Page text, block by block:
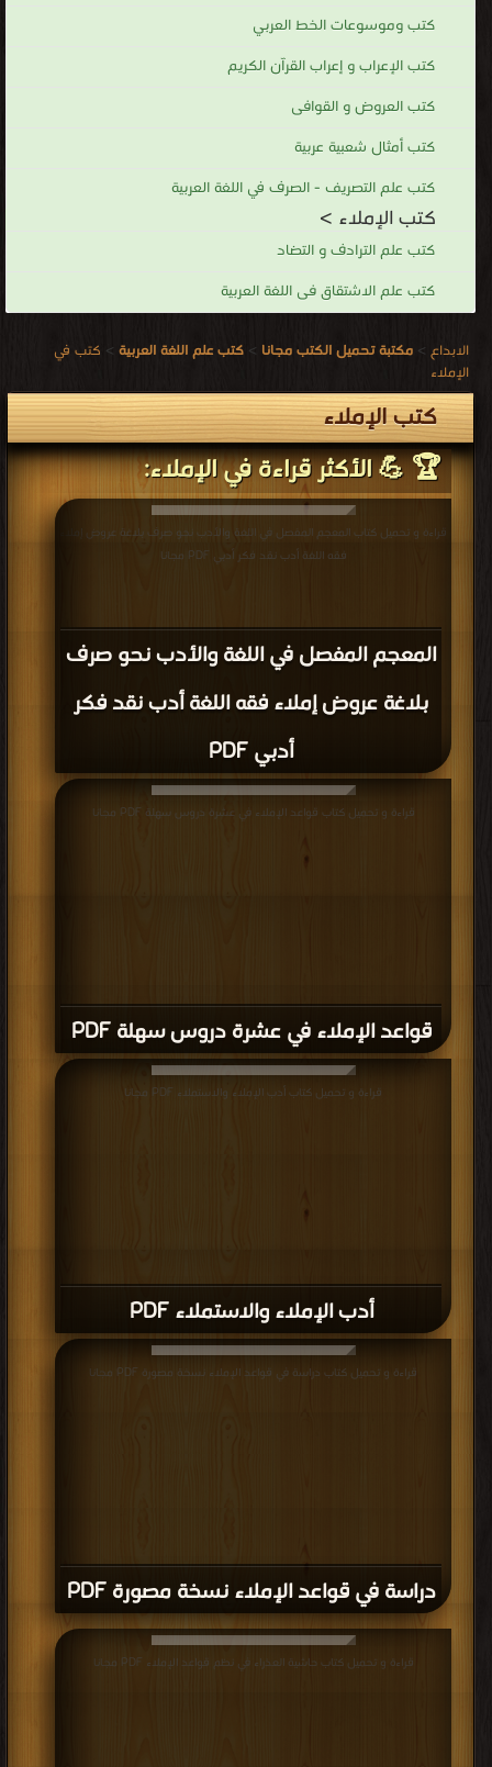
كتب وموسوعات الخط العربي
كتب الإعراب و إعراب القرآن الكريم
كتب العروض و القوافى
كتب أمثال شعبية عربية
كتب علم التصريف - الصرف في اللغة العربية
كتب الإملاء >
كتب علم الترادف و التضاد
كتب علم الاشتقاق فى اللغة العربية
الابداع > مكتبة تحميل الكتب مجانا > كتب علم اللغة العربية > كتب في
الإملاء
كتب الإملاء
🏆 💪 الأكثر قراءة في الإملاء:
المعجم المفصل في اللغة والأدب نحو صرف
بلاغة عروض إملاء فقه اللغة أدب نقد فكر
أدبي PDF
قراءة و تحميل كتاب المعجم المفصل في اللغة والأدب نحو صرف بلاغة عروض إملاء
فقه اللغة أدب نقد فكر أدبي PDF مجانا
قواعد الإملاء في عشرة دروس سهلة PDF
قراءة و تحميل كتاب قواعد الإملاء في عشرة دروس سهلة PDF مجانا
أدب الإملاء والاستملاء PDF
قراءة و تحميل كتاب أدب الإملاء والاستملاء PDF مجانا
دراسة في قواعد الإملاء نسخة مصورة PDF
قراءة و تحميل كتاب دراسة في قواعد الإملاء نسخة مصورة PDF مجانا
قراءة و تحميل كتاب حاشية العذراء في نظم قواعد الإملاء PDF مجانا